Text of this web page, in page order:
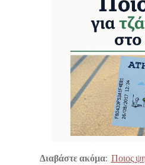
Διαβάστε ακόμα: Ποιος